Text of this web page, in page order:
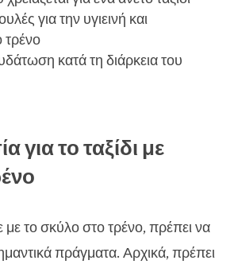
CricksyDog για ταξίδια με
CricksyDog για σκύλους
για την υγιεινή και
τρένο
κατά τη διάρκεια του
για το ταξίδι με
με το σκύλο στο τρένο, πρέπει να
πράγματα. Αρχικά, πρέπει